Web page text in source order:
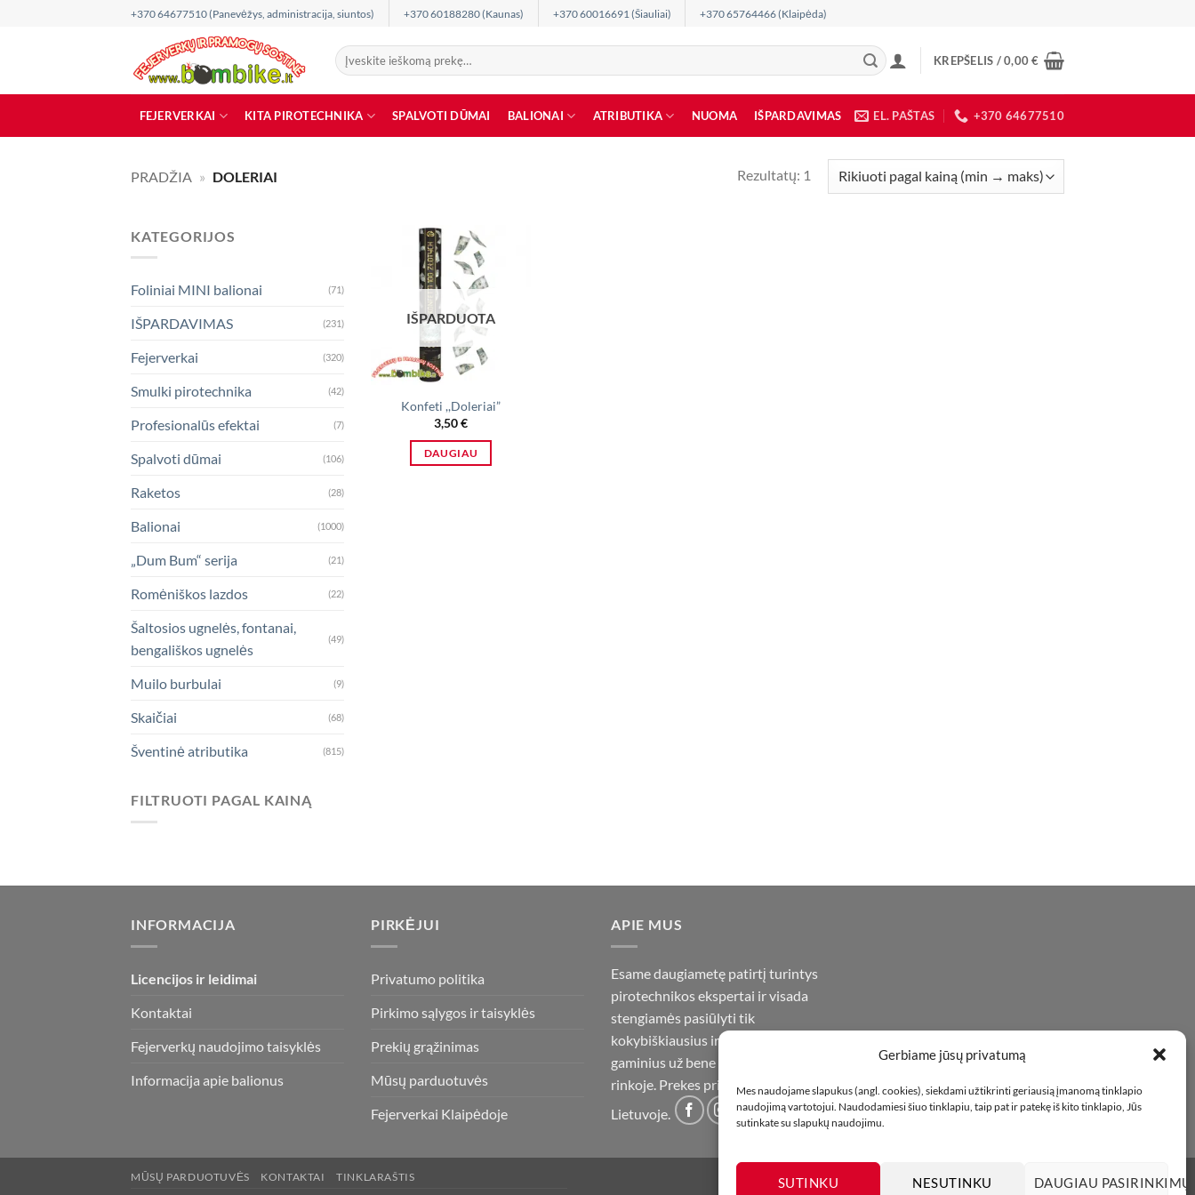
Gerbiame jūsų privatumą
Mes naudojame slapukus (angl. cookies), siekdami užtikrinti geriausią įmanomą tinklapio
naudojimą vartotojui. Naudodamiesi šiuo tinklapiu, taip pat ir patekę iš kito tinklapio, Jūs
sutinkate su slapukų naudojimu.
SUTINKU NESUTINKU DAUGIAU PASIRINKIMŲ
+370 64677510 (Panevėžys, administracija, siuntos) +370 60188280 (Kaunas) +370 60016691 (Šiauliai) +370 65764466 (Klaipėda)
Ieškoti:
KREPŠELIS /0,00€
FEJERVERKAI KITA PIROTECHNIKA SPALVOTI DŪMAI BALIONAI ATRIBUTIKA NUOMA IŠPARDAVIMAS EL. PAŠTAS +370 64677510
PRADŽIA » DOLERIAI Rezultatų: 1
KATEGORIJOS
Foliniai MINI balionai (71)
IŠPARDAVIMAS (231)
Fejerverkai (320)
Smulki pirotechnika (42)
Profesionalūs efektai (7)
Spalvoti dūmai (106)
Raketos (28)
Balionai (1000)
„Dum Bum“ serija (21)
Romėniškos lazdos (22)
Šaltosios ugnelės, fontanai,
bengališkos ugnelės
(49)
Muilo burbulai (9)
Skaičiai (68)
Šventinė atributika (815)
FILTRUOTI PAGAL KAINĄ
IŠPARDUOTA
Konfeti ,,Doleriai”
3,50€
DAUGIAU
INFORMACIJA
Licencijos ir leidimai
Kontaktai
Fejerverkų naudojimo taisyklės
Informacija apie balionus
PIRKĖJUI
Privatumo politika
Pirkimo sąlygos ir taisyklės
Prekių grąžinimas
Mūsų parduotuvės
Fejerverkai Klaipėdoje
APIE MUS
Esame daugiametę patirtį turintys
pirotechnikos ekspertai ir visada
stengiamės pasiūlyti tik
kokybiškiausius ir geriausius
gaminius už bene mažiausią kainą
rinkoje. Prekes pristatome visoje
Lietuvoje.
MŪSŲ PARDUOTUVĖS KONTAKTAI TINKLARAŠTIS